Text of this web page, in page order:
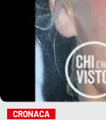
CRONACA